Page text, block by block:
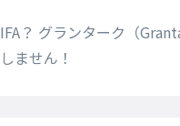
？ グランターク（
ません！